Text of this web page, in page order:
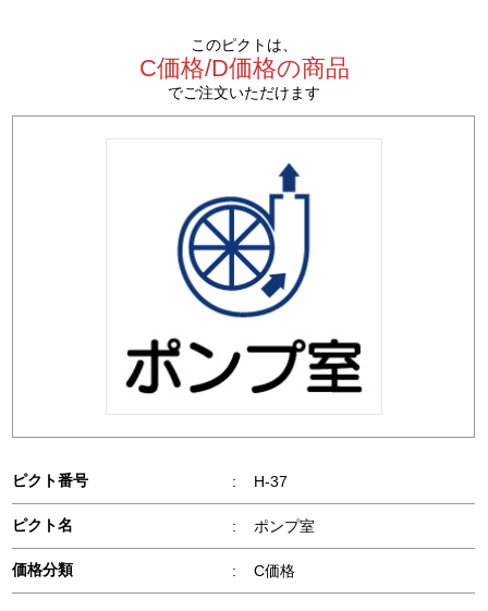
このピクトは、
C価格/D価格の商品
でご注文いただけます
ピクト番号 : H-37
ピクト名 : ポンプ室
価格分類 : C価格